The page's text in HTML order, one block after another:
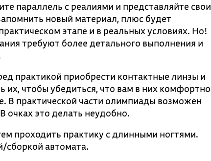
параллель с реалиями и представляйте свои
новый материал, плюс будет
этапе и в реальных условиях. Но!
требуют более детального выполнения и
практикой приобрести контактные линзы и
чтобы убедиться, что вам в них комфортно
В практической части олимпиады возможен
очках это делать неудобно.
проходить практику с длинными ногтями.
сборкой автомата.